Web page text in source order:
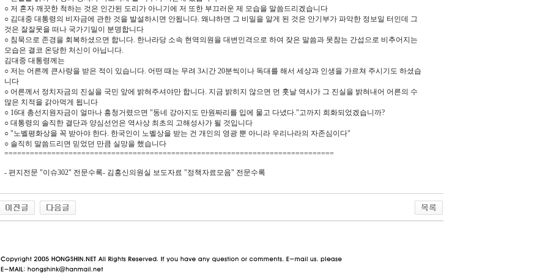
○ 저 혼자 깨끗한 척하는 것은 인간된 도리가 아니기에 저 또한 부끄러운 제 모습을 말씀드리겠습니다
○ 김대중 대통령의 비자금에 관한 것을 발설하시면 안됩니다. 왜냐하면 그 비밀을 알게 된 것은 안기부가 파악한 정보일 터인데 그
것은 잘잘못을 떠나 국가기밀이 분명합니다
○ 침묵으로 존경을 회복하셨으면 합니다. 한나라당 소속 현역의원을 대변인격으로 하여 잦은 말씀과 못참는 간섭으로 비추어지는
모습은 결코 온당한 처신이 아닙니다.
김대중 대통령께는
○ 저는 어른께 큰사랑을 받은 적이 있습니다. 어떤 때는 무려 3시간 20분씩이나 독대를 해서 세상과 인생을 가르쳐 주시기도 하셨습
니다
○ 어른께서 정치자금의 진실을 국민 앞에 밝혀주셔야만 합니다. 지금 밝히지 않으면 먼 훗날 역사가 그 진실을 밝혀내어 어른의 수
많은 치적을 갉아먹게 됩니다
○ 16대 총선지원자금이 얼마나 흥청거렸으면 "동네 강아지도 만원짜리를 입에 물고 다녔다."고까지 희화되었겠습니까?
○ 대통령의 솔직한 결단과 양심선언은 역사상 최초의 고해성사가 될 것입니다
○ "노벨평화상을 꼭 받아야 한다. 한국인이 노벨상을 받는 건 개인의 영광 뿐 아니라 우리나라의 자존심이다"
○ 솔직히 말씀드리면 믿었던 만큼 실망을 했습니다
=============================================================================
- 편지전문 "이슈302" 전문수록- 김홍신의원실 보도자료 "정책자료모음" 전문수록